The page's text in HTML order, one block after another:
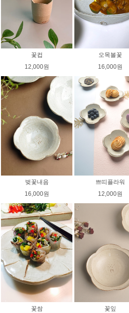
꽃컵
12,000원
오목볼꽃
16,000원
벚꽃내음
16,000원
쁘띠플라워
12,000원
꽃쌈
꽃잎